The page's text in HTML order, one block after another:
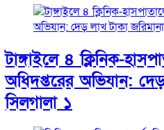
টাঙ্গাইলে ৪ ক্লিনিক-
অধিদপ্তরের অভিযান:
সিলগালা ১